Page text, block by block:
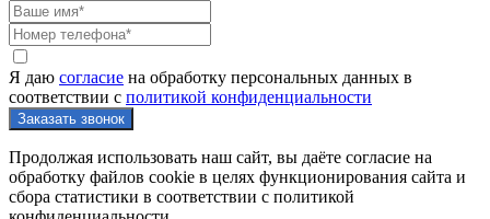
Я даю согласие на обработку персональных данных в
соответствии с политикой конфиденциальности
Продолжая использовать наш сайт, вы даёте согласие на
обработку файлов cookie в целях функционирования сайта и
сбора статистики в соответствии с политикой